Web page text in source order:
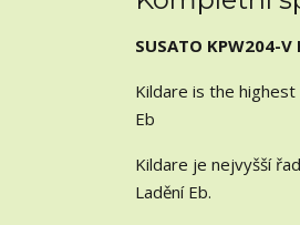
SUSATO KPW204-V
Kildare is the
Eb
Kildare je nejvyšší
Ladění Eb.